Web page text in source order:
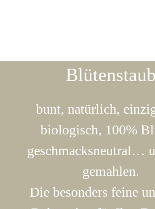
Blütenstaub
bunt, natürlich,
biologisch, 100%
geschmacksneutral…
gemahlen.
Die besonders feine